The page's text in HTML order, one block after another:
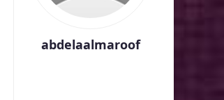
abdelaalmaroof